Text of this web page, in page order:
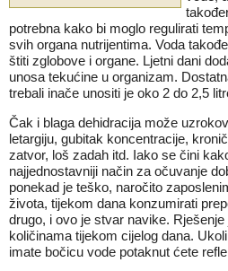
potrebna kako bi moglo regulirati
svih organa nutrijentima. Voda
štiti zglobove i organe. Ljetni dani
unosa tekućine u organizam.
trebali inače unositi je oko 2 do 2,5
Čak i blaga dehidracija može
letargiju, gubitak koncentracije,
zatvor, loš zadah itd. Iako se čini
najjednostavniji način za očuvanje
ponekad je teško, naročito
života, tijekom dana konzumirati
drugo, i ovo je stvar navike.
količinama tijekom cijelog dana.
imate bočicu vode potaknut ćete